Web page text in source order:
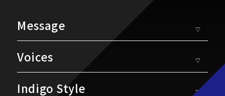
Message ▽
Voices ▽
Indigo Style ▽